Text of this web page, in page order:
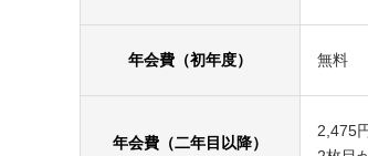
年会費（初年度） 無料
年会費（二年目以降）
2,475